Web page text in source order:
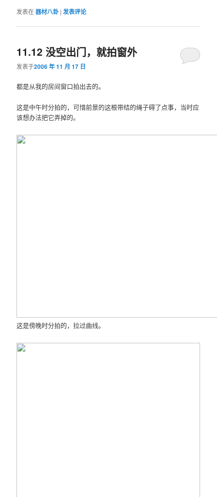
发表在器材八卦 |发表评论
11.12 没空出门，就拍窗外
发表于2006 年 11 月 17 日
都是从我的房间窗口拍出去的。
这是中午时分拍的，可惜前景的这根带结的绳子碍了点事，当时应
该想办法把它弄掉的。
这是傍晚时分拍的，拉过曲线。